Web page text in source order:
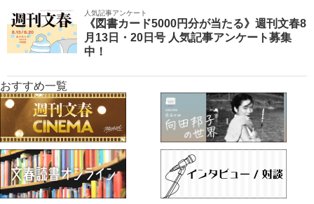
人気記事アンケート
《図書カード5000円分が当たる》週刊文春8
月13日・20日号 人気記事アンケート募集
中！
おすすめ一覧